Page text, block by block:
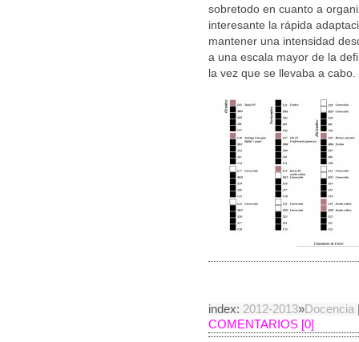
sobretodo en cuanto a
interesante la rápida
mantener una intensidad
a una escala mayor de la
la vez que se llevaba a cabo.
index: 2012-2013»Docencia
COMENTARIOS [0]